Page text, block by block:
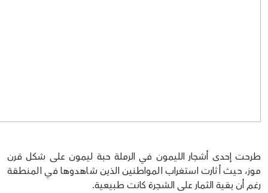
طرحت إحدى أشجار الليمون في الرملة حبة ليمون على شكل قرن
موز، حيث أثارت استغراب المواطنين الذين شاهدوها في المنطقة
رغم أن بقية الثمار على الشجرة كانت طبيعية.